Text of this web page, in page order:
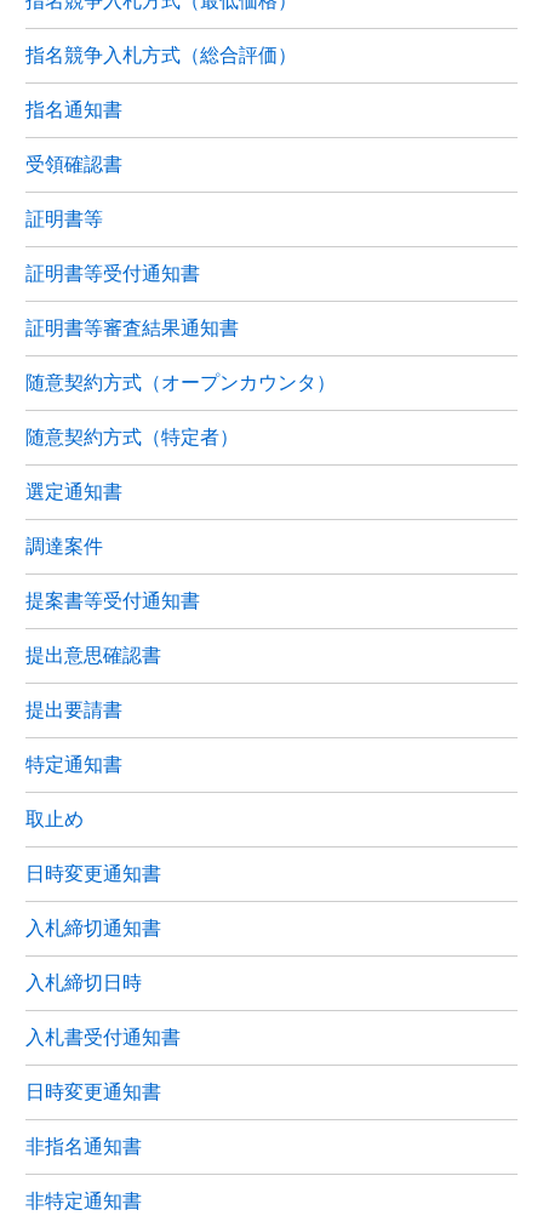
指名競争入札方式（総合評価）
指名通知書
受領確認書
証明書等
証明書等受付通知書
証明書等審査結果通知書
随意契約方式（オープンカウンタ）
随意契約方式（特定者）
選定通知書
調達案件
提案書等受付通知書
提出意思確認書
提出要請書
特定通知書
取止め
日時変更通知書
入札締切通知書
入札締切日時
入札書受付通知書
日時変更通知書
非指名通知書
非特定通知書